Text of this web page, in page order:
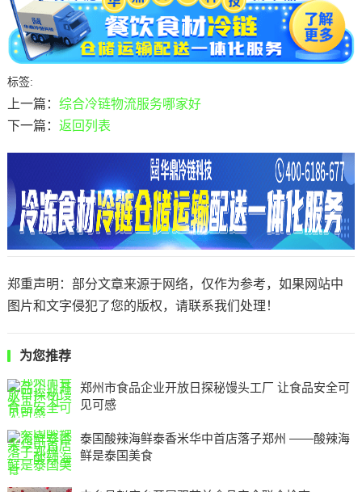
标签:
上一篇： 综合冷链物流服务哪家好
下一篇： 返回列表
郑重声明：部分文章来源于网络，仅作为参考，如果网站中
图片和文字侵犯了您的版权，请联系我们处理！
为您推荐
郑州市食品企业开放日探秘馒头工厂 让食品安全可
见可感
​泰国酸辣海鲜泰香米华中首店落子郑州 ——酸辣海
鲜是泰国美食